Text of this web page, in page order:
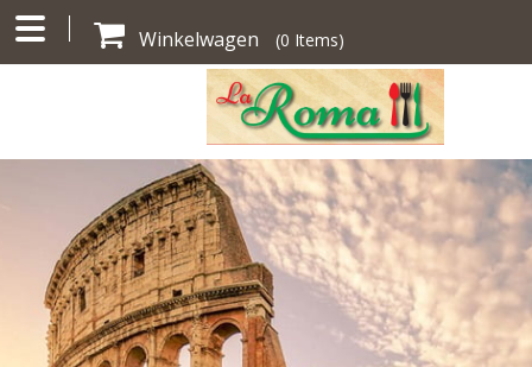
Winkelwagen (0 Items)